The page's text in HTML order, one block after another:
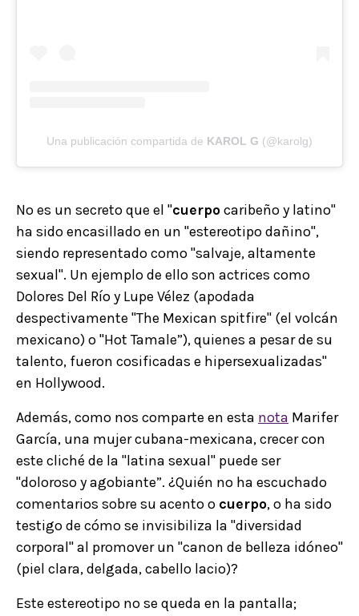
Una publicación compartida de KAROL G (@karolg)
No es un secreto que el "cuerpocaribeño y latino"
ha sido encasillado en un "estereotipo dañino",
siendo representado como "salvaje, altamente
sexual". Un ejemplo de ello son actrices como
Dolores Del Río y Lupe Vélez (apodada
despectivamente "The Mexican spitfire" (el volcán
mexicano) o "Hot Tamale”), quienes a pesar de su
talento, fueron cosificadas e hipersexualizadas"
en Hollywood.
Además, como nos comparte en esta nota Marifer
García, una mujer cubana-mexicana, crecer con
este cliché de la "latina sexual" puede ser
"doloroso y agobiante”. ¿Quién no ha escuchado
comentarios sobre su acento o cuerpo, o ha sido
testigo de cómo se invisibiliza la "diversidad
corporal" al promover un "canon de belleza idóneo"
(piel clara, delgada, cabello lacio)?
Este estereotipo no se queda en la pantalla;